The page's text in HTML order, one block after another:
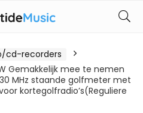
cd-recorders
Gemakkelijk mee te nemen
MHz staande golfmeter met
kortegolfradio’s(Reguliere